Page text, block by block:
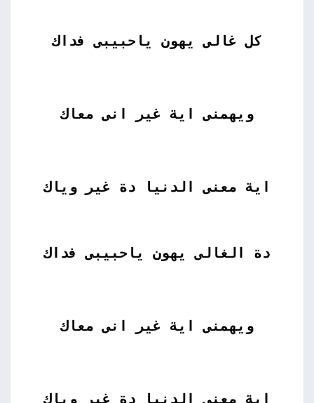
كل غالى يهون ياحبيبى فداك
ويهمنى اية غير انى معاك
اية معنى الدنيا دة غير وياك
دة الغالى يهون ياحبيبى فداك
ويهمنى اية غير انى معاك